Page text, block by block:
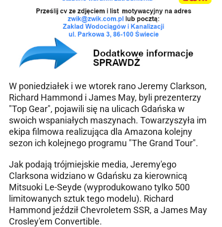
W poniedziałek i we wtorek rano Jeremy Clarkson,
Richard Hammond i James May, byli prezenterzy
"Top Gear", pojawili się na ulicach Gdańska w
swoich wspaniałych maszynach. Towarzyszyła im
ekipa filmowa realizująca dla Amazona kolejny
sezon ich kolejnego programu "The Grand Tour".
Jak podają trójmiejskie media, Jeremy'ego
Clarksona widziano w Gdańsku za kierownicą
Mitsuoki Le-Seyde (wyprodukowano tylko 500
limitowanych sztuk tego modelu). Richard
Hammond jeździł Chevroletem SSR, a James May
Crosley'em Convertible.